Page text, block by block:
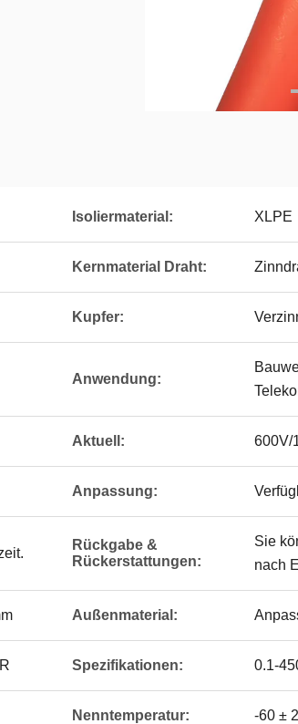
Isoliermaterial: XLPE
Kernmaterial Draht:
Kupfer:
Anwendung:
Aktuell: 600V/
Anpassung:
Rückgabe &
Rückerstattungen:
Sie
nach
Außenmaterial:
Spezifikationen: 0.1-
Nenntemperatur: -60 ±